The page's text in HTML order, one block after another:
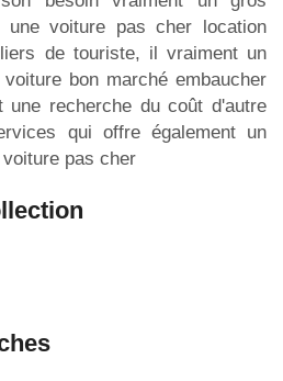
une voiture pas cher location
de touriste, il vraiment un
bon marché embaucher
recherche du coût d'autre
qui offre également un
pas cher